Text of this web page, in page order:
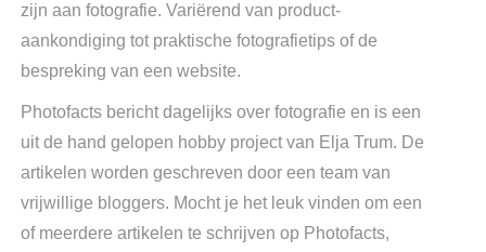
zijn aan fotografie. Variërend van product-
aankondiging tot praktische fotografietips of de
bespreking van een website.
Photofacts bericht dagelijks over fotografie en is een
uit de hand gelopen hobby project van Elja Trum. De
artikelen worden geschreven door een team van
vrijwillige bloggers. Mocht je het leuk vinden om een
of meerdere artikelen te schrijven op Photofacts,